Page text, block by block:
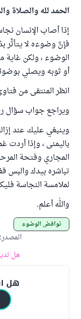
الحمد لله والصلاة
إذا أصاب الإنسان
فإنَّ وضوءه لا
الوضوء ، ولكن غاية
أو ثوبه ويصلي
انظر المنتقى من
ويراجع جواب سؤال
وينبغي عليك عند
باليمنى ، وإذا
المجاري وفتحة
تباشره بيدك والبس
لملامسة النجاسة
والله أعلم.
نواقض الوضوء
المصدر:
هل
هل